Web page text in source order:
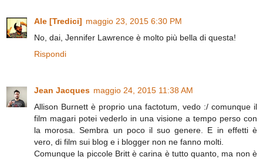
Ale [Tredici] maggio 23, 2015 6:30 PM
No, dai, Jennifer Lawrence è molto più bella di questa!
Rispondi
Jean Jacques maggio 24, 2015 11:38 AM
Allison Burnett è proprio una factotum, vedo :/ comunque il
film magari potei vederlo in una visione a tempo perso con
la morosa. Sembra un poco il suo genere. E in effetti è
vero, di film sui blog e i blogger non ne fanno molti.
Comunque la piccole Britt è carina è tutto quanto, ma non è